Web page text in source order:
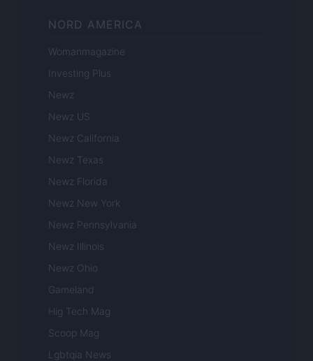
NORD AMERICA
Womanmagazine
Investing Plus
Newz
Newz US
Newz California
Newz Texas
Newz Florida
Newz New York
Newz Pennsylvania
Newz Illinois
Newz Ohio
Gameland
Hig Tech Mag
Scoop Mag
Lgbtqia News